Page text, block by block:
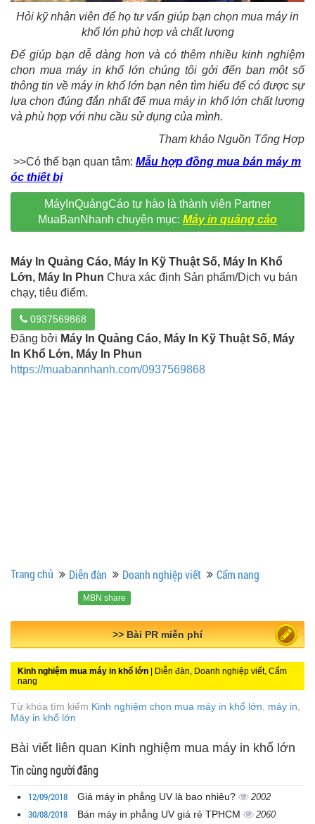
Hỏi kỹ nhân viên để họ tư vấn giúp bạn chọn mua máy in
khổ lớn phù hợp và chất lượng
Để giúp bạn dễ dàng hơn và có thêm nhiều kinh nghiệm
chọn mua máy in khổ lớn chúng tôi gởi đến bạn một số
thông tin về máy in khổ lớn bạn nên tìm hiểu để có được sự
lựa chọn đúng đắn nhất để mua máy in khổ lớn chất lượng
và phù hợp với nhu cầu sử dụng của mình.
Tham khảo Nguồn Tổng Hợp
>>Có thể bạn quan tâm: Mẫu hợp đồng mua bán máy m
óc thiết bị
MáyInQuảngCáo tự hào là thành viên Partner
MuaBanNhanh chuyên mục: Máy in quảng cáo
Máy In Quảng Cáo, Máy In Kỹ Thuật Số, Máy In Khổ
Lớn, Máy In Phun Chưa xác định Sản phẩm/Dịch vụ bán
chạy, tiêu điểm.
0937569868
Đăng bởi Máy In Quảng Cáo, Máy In Kỹ Thuật Số, Máy
In Khổ Lớn, Máy In Phun
https://muabannhanh.com/0937569868
Trang chủ Diễn đàn Doanh nghiệp viết Cẩm nang
MBN share
>> Quảng cáo miễn phí
Kinh nghiệm mua máy in khổ lớn | Diễn đàn, Doanh nghiệp viết, Cẩm
nang
Từ khóa tìm kiếm Kinh nghiệm chọn mua máy in khổ lớn máy in
Máy in khổ lớn
Bài viết liên quan Kinh nghiệm mua máy in khổ lớn
Tin cùng người đăng
12/09/2018 Giá máy in phẳng UV là bao nhiêu? 2002
30/08/2018 Bán máy in phẳng UV giá rẻ TPHCM 2060